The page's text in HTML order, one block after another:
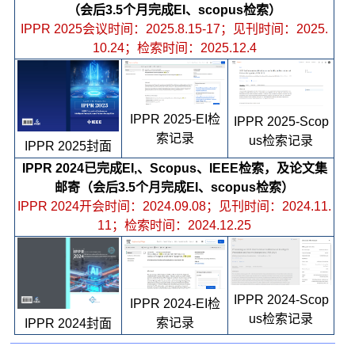
（会后3.5个月完成EI、scopus检索）
IPPR 2025会议时间：2025.8.15-17；见刊时间：2025.
10.24；检索时间：2025.12.4
IPPR 2025封面
IPPR 2025-EI检
索记录
IPPR 2025-Scop
us检索记录
IPPR 2024已完成EI,、Scopus、IEEE检索，及论文集
邮寄（会后3.5个月完成EI、scopus检索）
IPPR 2024开会时间：2024.09.08；见刊时间：2024.11.
11；检索时间：2024.12.25
IPPR 2024封面
IPPR 2024-EI检
索记录
IPPR 2024-Scop
us检索记录